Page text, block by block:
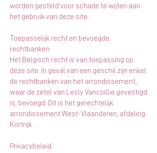
worden gesteld voor schade te wijten aan
het gebruik van deze site.
Toepasselijk recht en bevoegde
rechtbanken
Het Belgisch recht is van toepassing op
deze site. In geval van een geschil zijn enkel
de rechtbanken van het arrondissement,
waar de zetel van Lesly Vancoillie gevestigd
is, bevoegd. Dit is het gerechtelijk
arrondissement West-Vlaanderen, afdeling
Kortrijk.
Privacybeleid